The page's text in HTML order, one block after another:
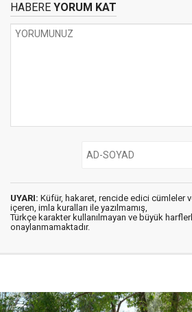
HABERE YORUM KAT
UYARI: Küfür, hakaret, rencide edici cümleler
içeren, imla kuralları ile yazılmamış,
Türkçe karakter kullanılmayan ve büyük
onaylanmamaktadır.